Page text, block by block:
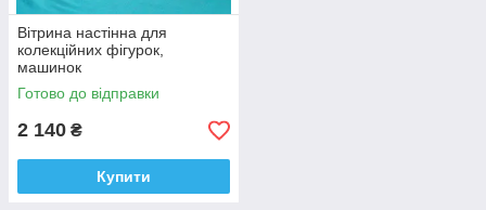
Вітрина настінна для
колекційних фігурок,
машинок
Готово до відправки
2 140 ₴
Купити